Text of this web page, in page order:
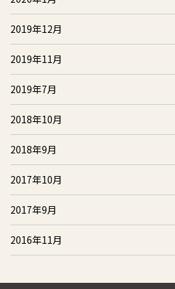
2019年12月
2019年11月
2019年7月
2018年10月
2018年9月
2017年10月
2017年9月
2016年11月